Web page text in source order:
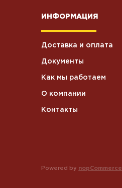
ИНФОРМАЦИЯ
Доставка и оплата
Документы
Как мы работаем
О компании
Контакты
Powered by nopCommerce